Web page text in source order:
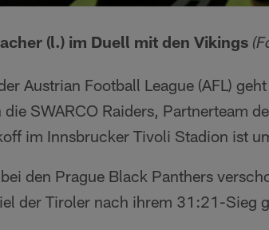
(l.) im Duell mit den Vikings
Austrian Football League (AFL)
SWARCO Raiders, Partnerteam
im Innsbrucker Tivoli Stadion ist
den Prague Black Panthers
der Tiroler nach ihrem 31:21-Sieg